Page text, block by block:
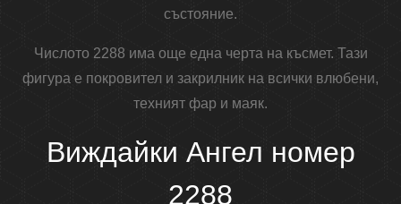
състояние.
Числото 2288 има още една черта на късмет. Тази
фигура е покровител и закрилник на всички влюбени,
техният фар и маяк.
Виждайки Ангел номер
2288